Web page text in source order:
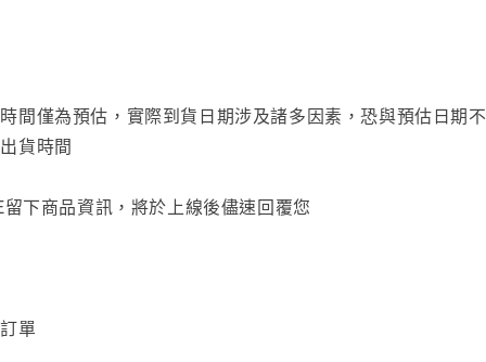
間僅為預估，實際到貨日期涉及諸多因素，恐與預估日期
貨時間
下商品資訊，將於上線後儘速回覆您
單